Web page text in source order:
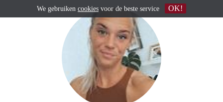
We gebruiken cookies voor de beste service OK!